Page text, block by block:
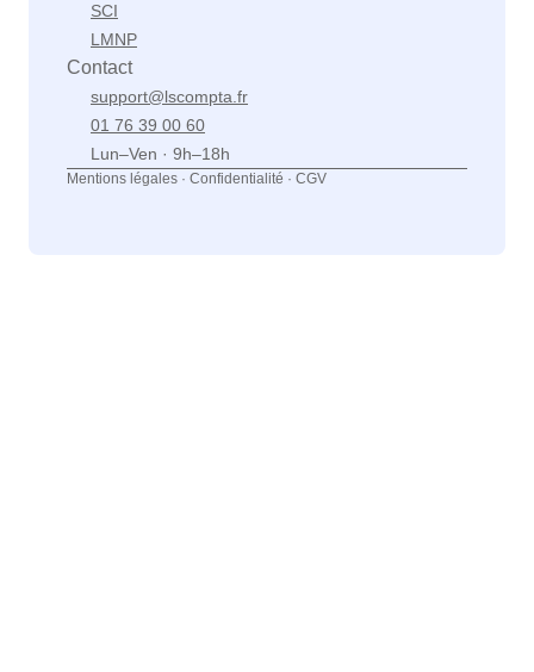
SCI
LMNP
Contact
support@lscompta.fr
01 76 39 00 60
Lun–Ven · 9h–18h
Mentions légales · Confidentialité · CGV